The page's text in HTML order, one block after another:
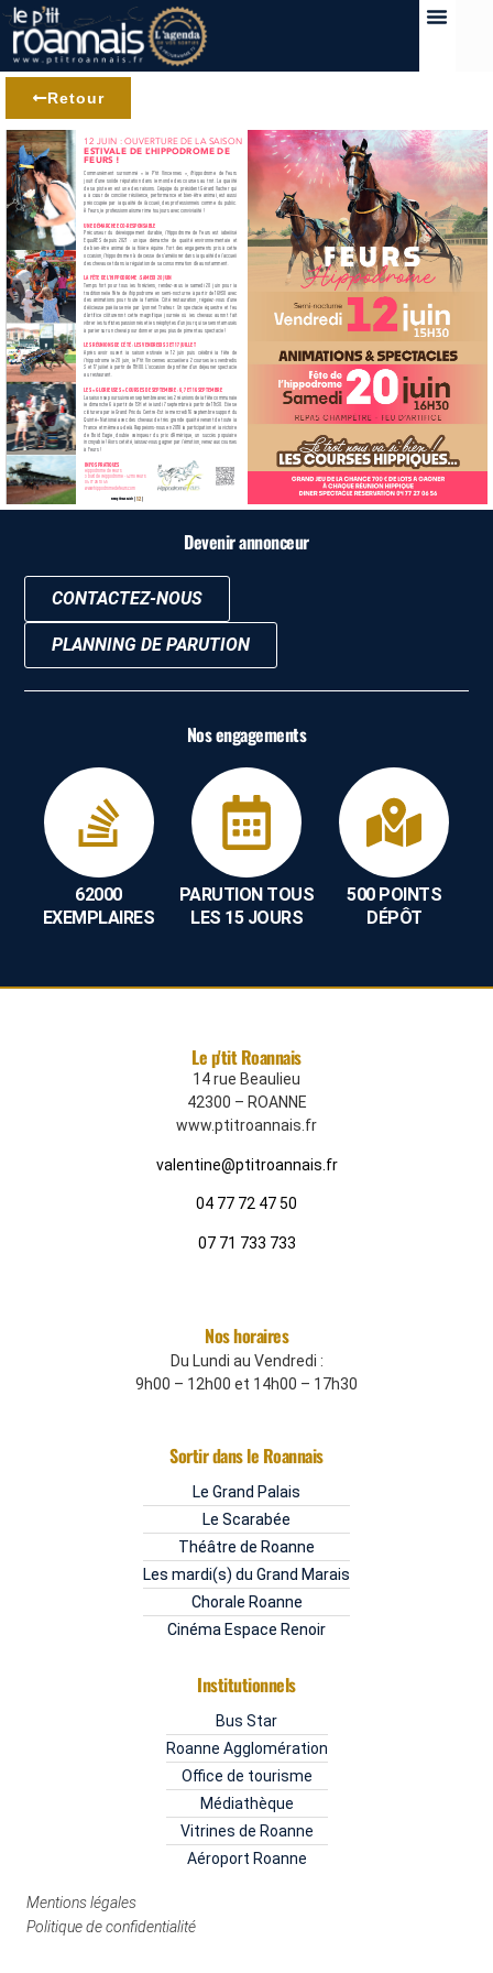
Retour
Devenir annonceur
CONTACTEZ-NOUS
PLANNING DE PARUTION
Nos engagements
62000
EXEMPLAIRES
PARUTION TOUS
LES 15 JOURS
500 POINTS
DÉPÔT
Le p'tit Roannais
14 rue Beaulieu
42300 – ROANNE
www.ptitroannais.fr
valentine@ptitroannais.fr
04 77 72 47 50
07 71 733 733
Nos horaires
Du Lundi au Vendredi :
9h00 – 12h00 et 14h00 – 17h30
Sortir dans le Roannais
Le Grand Palais
Le Scarabée
Théâtre de Roanne
Les mardi(s) du Grand Marais
Chorale Roanne
Cinéma Espace Renoir
Institutionnels
Bus Star
Roanne Agglomération
Office de tourisme
Médiathèque
Vitrines de Roanne
Aéroport Roanne
Mentions légales
Politique de confidentialité